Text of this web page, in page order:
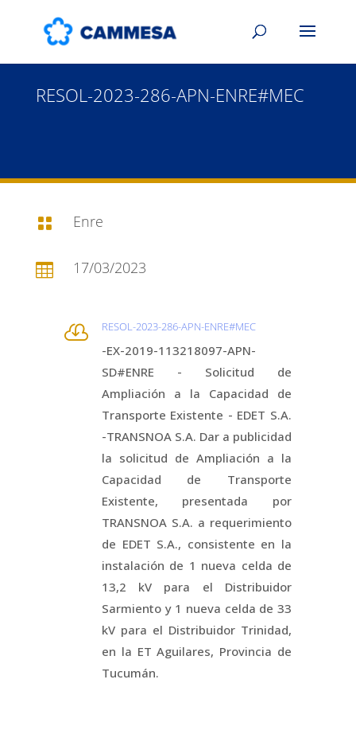
RESOL-2023-286-APN-ENRE#MEC
 Enre
 17/03/2023
 RESOL-2023-286-APN-ENRE#MEC
-EX-2019-113218097-APN-
SD#ENRE - Solicitud de
Ampliación a la Capacidad de
Transporte Existente - EDET S.A.
-TRANSNOA S.A. Dar a publicidad
la solicitud de Ampliación a la
Capacidad de Transporte
Existente, presentada por
TRANSNOA S.A. a requerimiento
de EDET S.A., consistente en la
instalación de 1 nueva celda de
13,2 kV para el Distribuidor
Sarmiento y 1 nueva celda de 33
kV para el Distribuidor Trinidad,
en la ET Aguilares, Provincia de
Tucumán.